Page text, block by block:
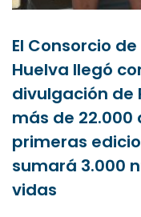
El Consorcio
Huelva llegó
divulgación de
más de 22.000
primeras
sumará 3.000
vidas